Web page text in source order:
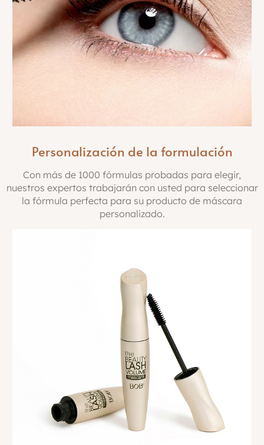
Personalización de la formulación
Con más de 1000 fórmulas probadas para elegir,
nuestros expertos trabajarán con usted para seleccionar
la fórmula perfecta para su producto de máscara
personalizado.